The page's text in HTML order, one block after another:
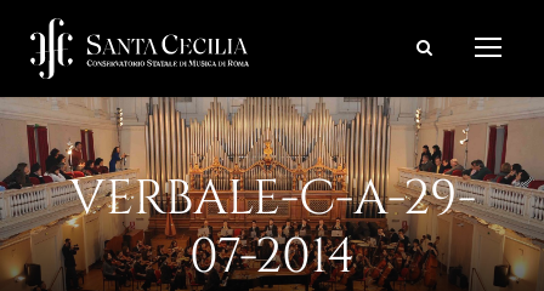
VERBALE-C-A-29-
07-2014